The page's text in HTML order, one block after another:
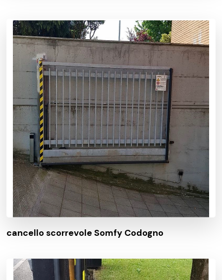
cancello scorrevole Somfy Codogno